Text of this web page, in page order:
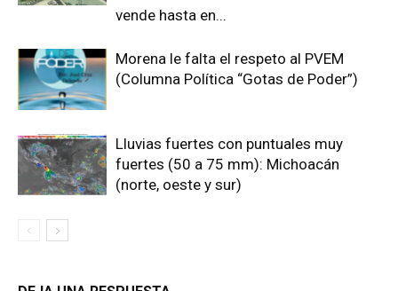
vende hasta en...
Morena le falta el respeto al PVEM
(Columna Política “Gotas de Poder”)
Lluvias fuertes con puntuales muy
fuertes (50 a 75 mm): Michoacán
(norte, oeste y sur)